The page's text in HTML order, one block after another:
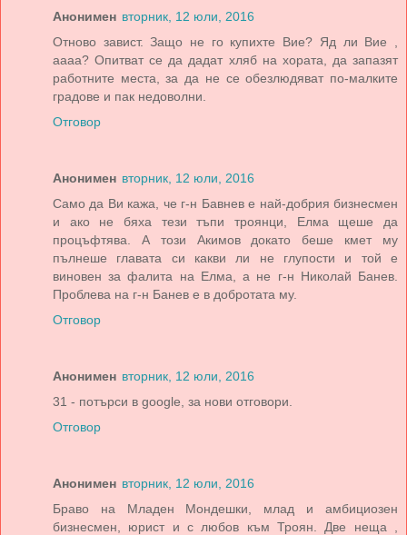
Анонимен вторник, 12 юли, 2016
Отново завист. Защо не го купихте Вие? Яд ли Вие ,
аааа? Опитват се да дадат хляб на хората, да запазят
работните места, за да не се обезлюдяват по-малките
градове и пак недоволни.
Отговор
Анонимен вторник, 12 юли, 2016
Само да Ви кажа, че г-н Бавнев е най-добрия бизнесмен
и ако не бяха тези тъпи троянци, Елма щеше да
процъфтява. А този Акимов докато беше кмет му
пълнеше главата си какви ли не глупости и той е
виновен за фалита на Елма, а не г-н Николай Банев.
Проблева на г-н Банев е в добротата му.
Отговор
Анонимен вторник, 12 юли, 2016
31 - потърси в google, за нови отговори.
Отговор
Анонимен вторник, 12 юли, 2016
Браво на Младен Мондешки, млад и амбициозен
бизнесмен, юрист и с любов към Троян. Две неща ,